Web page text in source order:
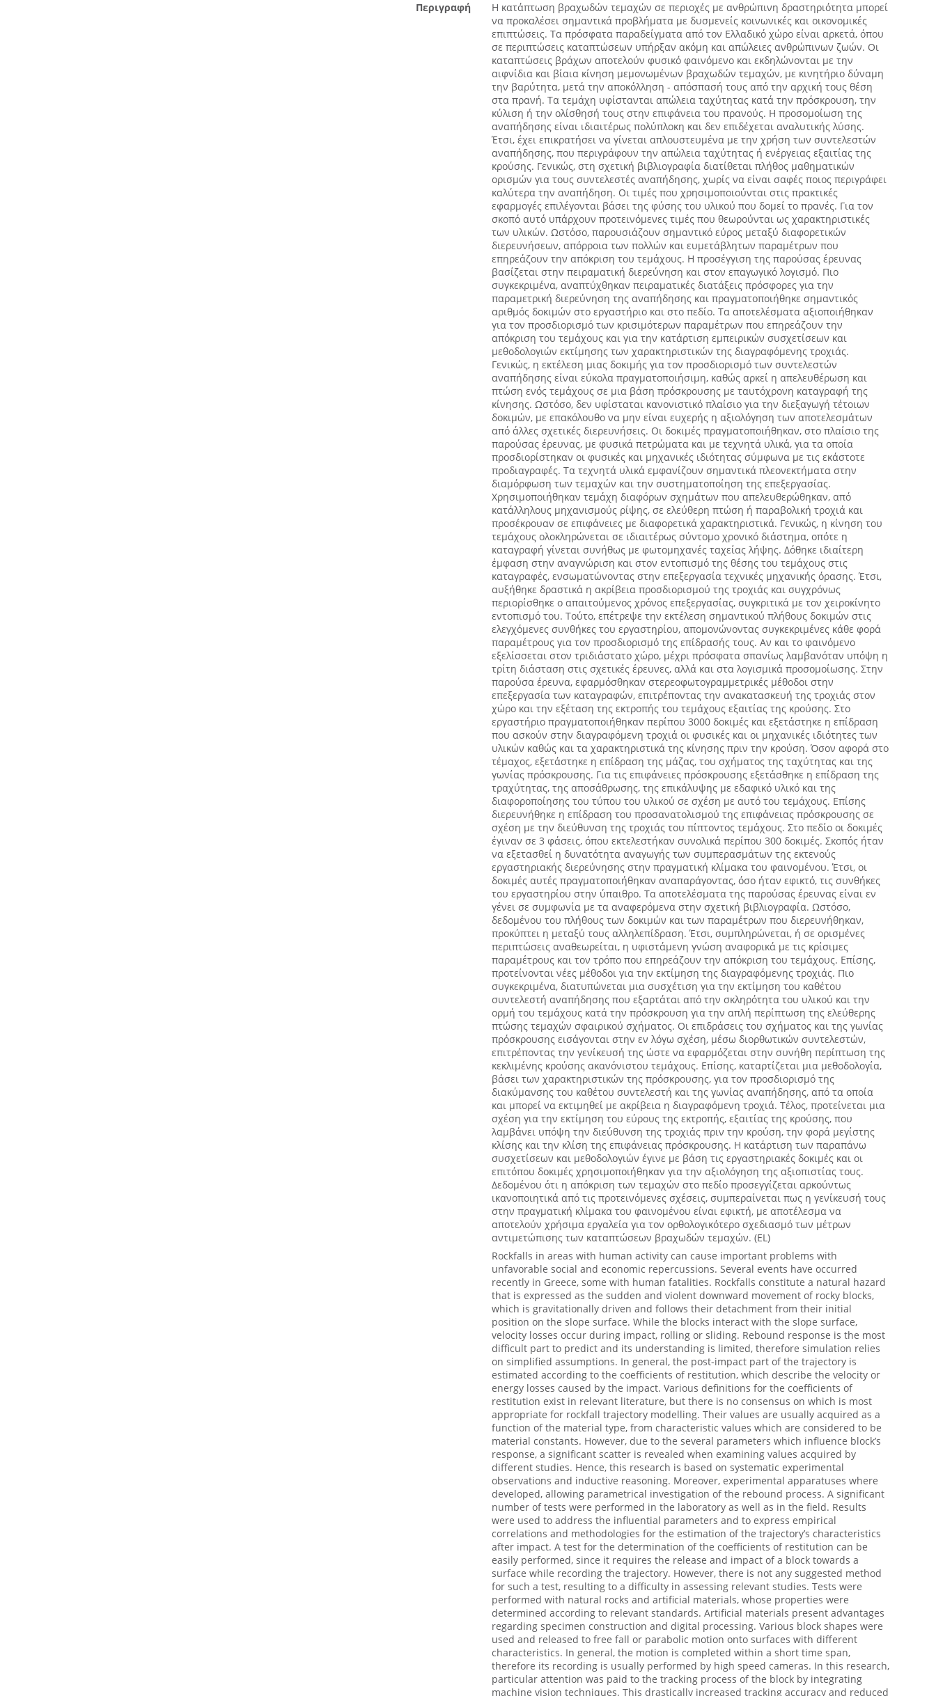
Περιγραφή
Η κατάπτωση βραχωδών τεμαχών σε περιοχές με ανθρώπινη δραστηριότητα μπορεί
να προκαλέσει σημαντικά προβλήματα με δυσμενείς κοινωνικές και οικονομικές
επιπτώσεις. Τα πρόσφατα παραδείγματα από τον Ελλαδικό χώρο είναι αρκετά, όπου
σε περιπτώσεις καταπτώσεων υπήρξαν ακόμη και απώλειες ανθρώπινων ζωών. Οι
καταπτώσεις βράχων αποτελούν φυσικό φαινόμενο και εκδηλώνονται με την
αιφνίδια και βίαια κίνηση μεμονωμένων βραχωδών τεμαχών, με κινητήριο δύναμη
την βαρύτητα, μετά την αποκόλληση - απόσπασή τους από την αρχική τους θέση
στα πρανή. Τα τεμάχη υφίστανται απώλεια ταχύτητας κατά την πρόσκρουση, την
κύλιση ή την ολίσθησή τους στην επιφάνεια του πρανούς. Η προσομοίωση της
αναπήδησης είναι ιδιαιτέρως πολύπλοκη και δεν επιδέχεται αναλυτικής λύσης.
Έτσι, έχει επικρατήσει να γίνεται απλουστευμένα με την χρήση των συντελεστών
αναπήδησης, που περιγράφουν την απώλεια ταχύτητας ή ενέργειας εξαιτίας της
κρούσης. Γενικώς, στη σχετική βιβλιογραφία διατίθεται πλήθος μαθηματικών
ορισμών για τους συντελεστές αναπήδησης, χωρίς να είναι σαφές ποιος περιγράφει
καλύτερα την αναπήδηση. Οι τιμές που χρησιμοποιούνται στις πρακτικές
εφαρμογές επιλέγονται βάσει της φύσης του υλικού που δομεί το πρανές. Για τον
σκοπό αυτό υπάρχουν προτεινόμενες τιμές που θεωρούνται ως χαρακτηριστικές
των υλικών. Ωστόσο, παρουσιάζουν σημαντικό εύρος μεταξύ διαφορετικών
διερευνήσεων, απόρροια των πολλών και ευμετάβλητων παραμέτρων που
επηρεάζουν την απόκριση του τεμάχους. Η προσέγγιση της παρούσας έρευνας
βασίζεται στην πειραματική διερεύνηση και στον επαγωγικό λογισμό. Πιο
συγκεκριμένα, αναπτύχθηκαν πειραματικές διατάξεις πρόσφορες για την
παραμετρική διερεύνηση της αναπήδησης και πραγματοποιήθηκε σημαντικός
αριθμός δοκιμών στο εργαστήριο και στο πεδίο. Τα αποτελέσματα αξιοποιήθηκαν
για τον προσδιορισμό των κρισιμότερων παραμέτρων που επηρεάζουν την
απόκριση του τεμάχους και για την κατάρτιση εμπειρικών συσχετίσεων και
μεθοδολογιών εκτίμησης των χαρακτηριστικών της διαγραφόμενης τροχιάς.
Γενικώς, η εκτέλεση μιας δοκιμής για τον προσδιορισμό των συντελεστών
αναπήδησης είναι εύκολα πραγματοποιήσιμη, καθώς αρκεί η απελευθέρωση και
πτώση ενός τεμάχους σε μια βάση πρόσκρουσης με ταυτόχρονη καταγραφή της
κίνησης. Ωστόσο, δεν υφίσταται κανονιστικό πλαίσιο για την διεξαγωγή τέτοιων
δοκιμών, με επακόλουθο να μην είναι ευχερής η αξιολόγηση των αποτελεσμάτων
από άλλες σχετικές διερευνήσεις. Οι δοκιμές πραγματοποιήθηκαν, στο πλαίσιο της
παρούσας έρευνας, με φυσικά πετρώματα και με τεχνητά υλικά, για τα οποία
προσδιορίστηκαν οι φυσικές και μηχανικές ιδιότητας σύμφωνα με τις εκάστοτε
προδιαγραφές. Τα τεχνητά υλικά εμφανίζουν σημαντικά πλεονεκτήματα στην
διαμόρφωση των τεμαχών και την συστηματοποίηση της επεξεργασίας.
Χρησιμοποιήθηκαν τεμάχη διαφόρων σχημάτων που απελευθερώθηκαν, από
κατάλληλους μηχανισμούς ρίψης, σε ελεύθερη πτώση ή παραβολική τροχιά και
προσέκρουαν σε επιφάνειες με διαφορετικά χαρακτηριστικά. Γενικώς, η κίνηση του
τεμάχους ολοκληρώνεται σε ιδιαιτέρως σύντομο χρονικό διάστημα, οπότε η
καταγραφή γίνεται συνήθως με φωτομηχανές ταχείας λήψης. Δόθηκε ιδιαίτερη
έμφαση στην αναγνώριση και στον εντοπισμό της θέσης του τεμάχους στις
καταγραφές, ενσωματώνοντας στην επεξεργασία τεχνικές μηχανικής όρασης. Έτσι,
αυξήθηκε δραστικά η ακρίβεια προσδιορισμού της τροχιάς και συγχρόνως
περιορίσθηκε ο απαιτούμενος χρόνος επεξεργασίας, συγκριτικά με τον χειροκίνητο
εντοπισμό του. Τούτο, επέτρεψε την εκτέλεση σημαντικού πλήθους δοκιμών στις
ελεγχόμενες συνθήκες του εργαστηρίου, απομονώνοντας συγκεκριμένες κάθε φορά
παραμέτρους για τον προσδιορισμό της επίδρασής τους. Αν και το φαινόμενο
εξελίσσεται στον τριδιάστατο χώρο, μέχρι πρόσφατα σπανίως λαμβανόταν υπόψη η
τρίτη διάσταση στις σχετικές έρευνες, αλλά και στα λογισμικά προσομοίωσης. Στην
παρούσα έρευνα, εφαρμόσθηκαν στερεοφωτογραμμετρικές μέθοδοι στην
επεξεργασία των καταγραφών, επιτρέποντας την ανακατασκευή της τροχιάς στον
χώρο και την εξέταση της εκτροπής του τεμάχους εξαιτίας της κρούσης. Στο
εργαστήριο πραγματοποιήθηκαν περίπου 3000 δοκιμές και εξετάστηκε η επίδραση
που ασκούν στην διαγραφόμενη τροχιά οι φυσικές και οι μηχανικές ιδιότητες των
υλικών καθώς και τα χαρακτηριστικά της κίνησης πριν την κρούση. Όσον αφορά στο
τέμαχος, εξετάστηκε η επίδραση της μάζας, του σχήματος της ταχύτητας και της
γωνίας πρόσκρουσης. Για τις επιφάνειες πρόσκρουσης εξετάσθηκε η επίδραση της
τραχύτητας, της αποσάθρωσης, της επικάλυψης με εδαφικό υλικό και της
διαφοροποίησης του τύπου του υλικού σε σχέση με αυτό του τεμάχους. Επίσης
διερευνήθηκε η επίδραση του προσανατολισμού της επιφάνειας πρόσκρουσης σε
σχέση με την διεύθυνση της τροχιάς του πίπτοντος τεμάχους. Στο πεδίο οι δοκιμές
έγιναν σε 3 φάσεις, όπου εκτελεστήκαν συνολικά περίπου 300 δοκιμές. Σκοπός ήταν
να εξετασθεί η δυνατότητα αναγωγής των συμπερασμάτων της εκτενούς
εργαστηριακής διερεύνησης στην πραγματική κλίμακα του φαινομένου. Έτσι, οι
δοκιμές αυτές πραγματοποιήθηκαν αναπαράγοντας, όσο ήταν εφικτό, τις συνθήκες
του εργαστηρίου στην ύπαιθρο. Τα αποτελέσματα της παρούσας έρευνας είναι εν
γένει σε συμφωνία με τα αναφερόμενα στην σχετική βιβλιογραφία. Ωστόσο,
δεδομένου του πλήθους των δοκιμών και των παραμέτρων που διερευνήθηκαν,
προκύπτει η μεταξύ τους αλληλεπίδραση. Έτσι, συμπληρώνεται, ή σε ορισμένες
περιπτώσεις αναθεωρείται, η υφιστάμενη γνώση αναφορικά με τις κρίσιμες
παραμέτρους και τον τρόπο που επηρεάζουν την απόκριση του τεμάχους. Επίσης,
προτείνονται νέες μέθοδοι για την εκτίμηση της διαγραφόμενης τροχιάς. Πιο
συγκεκριμένα, διατυπώνεται μια συσχέτιση για την εκτίμηση του καθέτου
συντελεστή αναπήδησης που εξαρτάται από την σκληρότητα του υλικού και την
ορμή του τεμάχους κατά την πρόσκρουση για την απλή περίπτωση της ελεύθερης
πτώσης τεμαχών σφαιρικού σχήματος. Οι επιδράσεις του σχήματος και της γωνίας
πρόσκρουσης εισάγονται στην εν λόγω σχέση, μέσω διορθωτικών συντελεστών,
επιτρέποντας την γενίκευσή της ώστε να εφαρμόζεται στην συνήθη περίπτωση της
κεκλιμένης κρούσης ακανόνιστου τεμάχους. Επίσης, καταρτίζεται μια μεθοδολογία,
βάσει των χαρακτηριστικών της πρόσκρουσης, για τον προσδιορισμό της
διακύμανσης του καθέτου συντελεστή και της γωνίας αναπήδησης, από τα οποία
και μπορεί να εκτιμηθεί με ακρίβεια η διαγραφόμενη τροχιά. Τέλος, προτείνεται μια
σχέση για την εκτίμηση του εύρους της εκτροπής, εξαιτίας της κρούσης, που
λαμβάνει υπόψη την διεύθυνση της τροχιάς πριν την κρούση, την φορά μεγίστης
κλίσης και την κλίση της επιφάνειας πρόσκρουσης. Η κατάρτιση των παραπάνω
συσχετίσεων και μεθοδολογιών έγινε με βάση τις εργαστηριακές δοκιμές και οι
επιτόπου δοκιμές χρησιμοποιήθηκαν για την αξιολόγηση της αξιοπιστίας τους.
Δεδομένου ότι η απόκριση των τεμαχών στο πεδίο προσεγγίζεται αρκούντως
ικανοποιητικά από τις προτεινόμενες σχέσεις, συμπεραίνεται πως η γενίκευσή τους
στην πραγματική κλίμακα του φαινομένου είναι εφικτή, με αποτέλεσμα να
αποτελούν χρήσιμα εργαλεία για τον ορθολογικότερο σχεδιασμό των μέτρων
αντιμετώπισης των καταπτώσεων βραχωδών τεμαχών. (EL)
Rockfalls in areas with human activity can cause important problems with
unfavorable social and economic repercussions. Several events have occurred
recently in Greece, some with human fatalities. Rockfalls constitute a natural hazard
that is expressed as the sudden and violent downward movement of rocky blocks,
which is gravitationally driven and follows their detachment from their initial
position on the slope surface. While the blocks interact with the slope surface,
velocity losses occur during impact, rolling or sliding. Rebound response is the most
difficult part to predict and its understanding is limited, therefore simulation relies
on simplified assumptions. In general, the post-impact part of the trajectory is
estimated according to the coefficients of restitution, which describe the velocity or
energy losses caused by the impact. Various definitions for the coefficients of
restitution exist in relevant literature, but there is no consensus on which is most
appropriate for rockfall trajectory modelling. Their values are usually acquired as a
function of the material type, from characteristic values which are considered to be
material constants. However, due to the several parameters which influence block’s
response, a significant scatter is revealed when examining values acquired by
different studies. Hence, this research is based on systematic experimental
observations and inductive reasoning. Moreover, experimental apparatuses where
developed, allowing parametrical investigation of the rebound process. A significant
number of tests were performed in the laboratory as well as in the field. Results
were used to address the influential parameters and to express empirical
correlations and methodologies for the estimation of the trajectory’s characteristics
after impact. A test for the determination of the coefficients of restitution can be
easily performed, since it requires the release and impact of a block towards a
surface while recording the trajectory. However, there is not any suggested method
for such a test, resulting to a difficulty in assessing relevant studies. Tests were
performed with natural rocks and artificial materials, whose properties were
determined according to relevant standards. Artificial materials present advantages
regarding specimen construction and digital processing. Various block shapes were
used and released to free fall or parabolic motion onto surfaces with different
characteristics. In general, the motion is completed within a short time span,
therefore its recording is usually performed by high speed cameras. In this research,
particular attention was paid to the tracking process of the block by integrating
machine vision techniques. This drastically increased tracking accuracy and reduced